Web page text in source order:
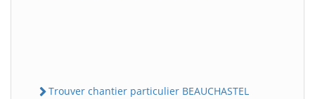
Trouver chantier particulier BEAUCHASTEL